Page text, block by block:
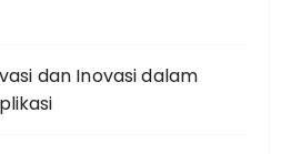
dan Inovasi dalam